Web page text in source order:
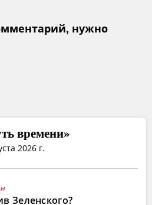
нужно
времени»
2026 г.
Зеленского?